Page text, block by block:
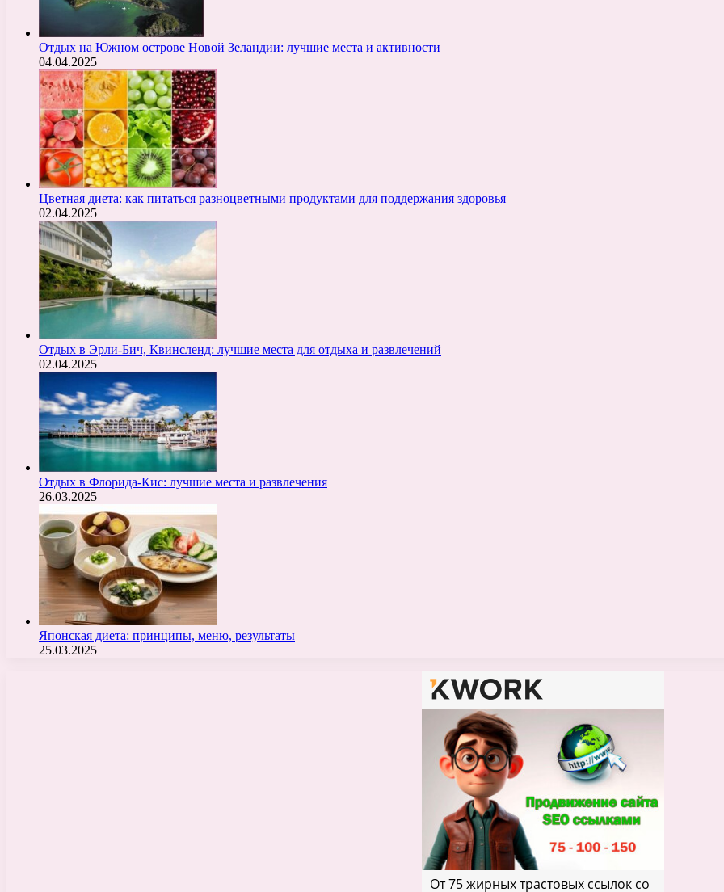
Отдых на Южном острове Новой Зеландии: лучшие места и активности
04.04.2025
Цветная диета: как питаться разноцветными продуктами для поддержания здоровья
02.04.2025
Отдых в Эрли-Бич, Квинсленд: лучшие места для отдыха и развлечений
02.04.2025
Отдых в Флорида-Кис: лучшие места и развлечения
26.03.2025
Японская диета: принципы, меню, результаты
25.03.2025